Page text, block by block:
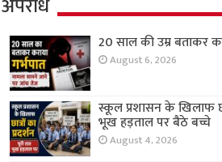
अपराध
20 साल की उम्र बताकर
August 6, 2026
स्कूल प्रशासन के खिलाफ
भूख हड़ताल पर बैठे बच्चे
August 4, 2026